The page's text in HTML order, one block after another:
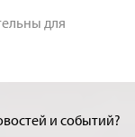
для
и событий?